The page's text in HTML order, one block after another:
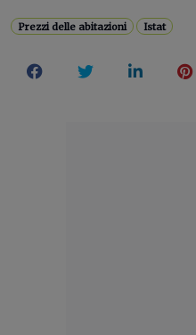
Prezzi delle abitazioni Istat